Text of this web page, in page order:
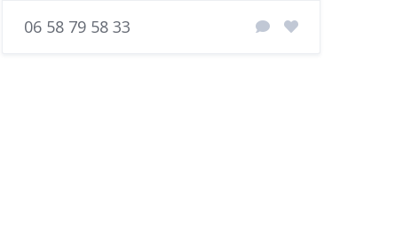
06 58 79 58 33